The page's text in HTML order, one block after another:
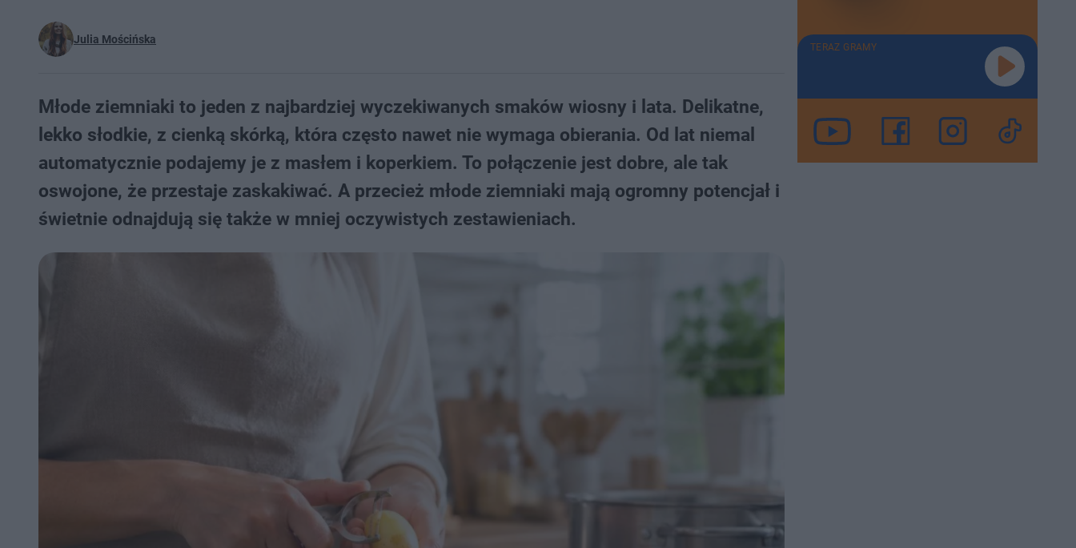
Julia Mościńska
Młode ziemniaki to jeden z najbardziej wyczekiwanych smaków wiosny i lata. Delikatne,
lekko słodkie, z cienką skórką, która często nawet nie wymaga obierania. Od lat niemal
automatycznie podajemy je z masłem i koperkiem. To połączenie jest dobre, ale tak
oswojone, że przestaje zaskakiwać. A przecież młode ziemniaki mają ogromny potencjał i
świetnie odnajdują się także w mniej oczywistych zestawieniach.
TERAZ GRAMY